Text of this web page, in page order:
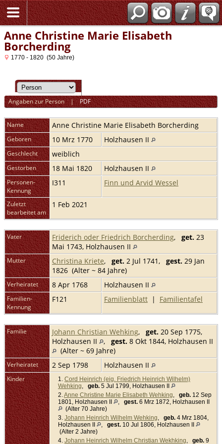
Anne Christine Marie Elisabeth
Borcherding
1770 - 1820 (50 Jahre)
Angaben zur Person|PDF
Name Anne Christine Marie Elisabeth Borcherding
Geboren 10 Mrz 1770 Holzhausen II
Geschlecht weiblich
Gestorben 18 Mai 1820 Holzhausen II
Personen-
Kennung
I311 Finn und Arvid Wessel
Zuletzt
bearbeitet am
1 Feb 2021
Vater Friderich oder Friedrich Borcherding, get. 23
Mai 1743, Holzhausen II
Mutter Christina Kriete, get. 2 Jul 1741, gest. 29 Jan
1826 (Alter ~ 84 Jahre)
Verheiratet 8 Apr 1768 Holzhausen II
Familien-
Kennung
F121 Familienblatt | Familientafel
Familie Johann Christian Wehking, get. 20 Sep 1775,
Holzhausen II
, gest. 8 Okt 1844, Holzhausen II
(Alter ~ 69 Jahre)
Verheiratet 2 Sep 1798 Holzhausen II
Kinder 1. Cord Heinrich (eig. Friedrich Heinrich Wilhelm)
Wehking, geb. 5 Jul 1799, Holzhausen II
2.Anne Christine Marie Elisabeth Wehking, geb. 12 Sep
1801, Holzhausen II
, gest. 6 Mrz 1872, Holzhausen II
(Alter 70 Jahre)
3. Johann Heinrich Wilhelm Wehking, geb. 4 Mrz 1804,
Holzhausen II
, gest. 10 Jul 1806, Holzhausen II
(Alter 2 Jahre)
4. Johann Heinrich Wilhelm Christian Wekhking, geb. 9